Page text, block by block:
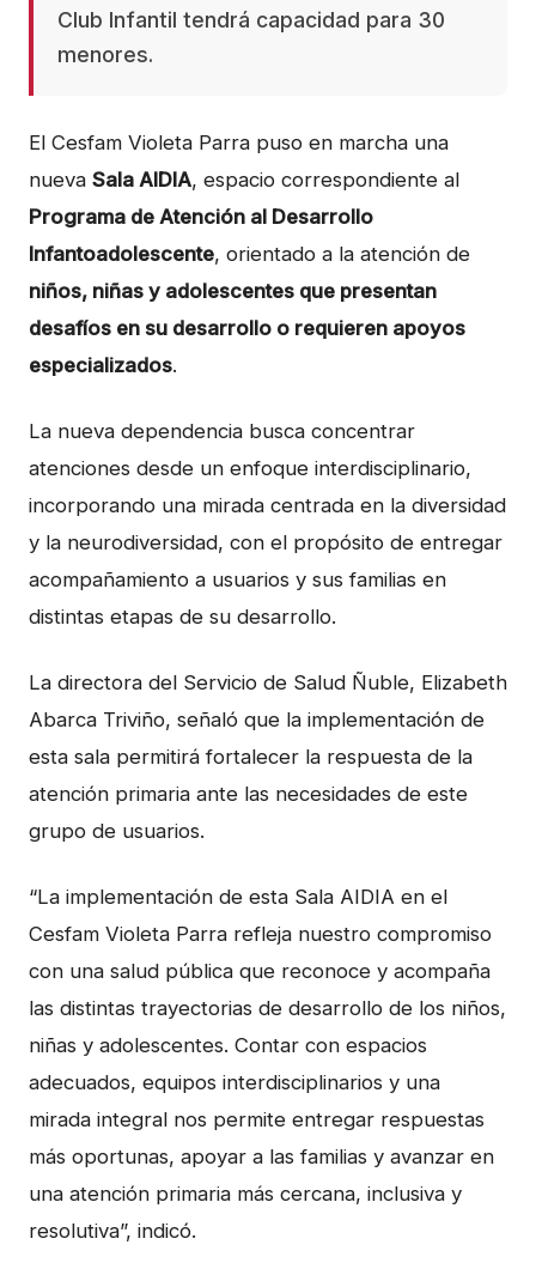
Club Infantil tendrá capacidad para 30
menores.
El Cesfam Violeta Parra puso en marcha una
nueva Sala AIDIA, espacio correspondiente al
Programa de Atención al Desarrollo
Infantoadolescente, orientado a la atención de
niños, niñas y adolescentes que presentan
desafíos en su desarrollo o requieren apoyos
especializados.
La nueva dependencia busca concentrar
atenciones desde un enfoque interdisciplinario,
incorporando una mirada centrada en la diversidad
y la neurodiversidad, con el propósito de entregar
acompañamiento a usuarios y sus familias en
distintas etapas de su desarrollo.
La directora del Servicio de Salud Ñuble, Elizabeth
Abarca Triviño, señaló que la implementación de
esta sala permitirá fortalecer la respuesta de la
atención primaria ante las necesidades de este
grupo de usuarios.
“La implementación de esta Sala AIDIA en el
Cesfam Violeta Parra refleja nuestro compromiso
con una salud pública que reconoce y acompaña
las distintas trayectorias de desarrollo de los niños,
niñas y adolescentes. Contar con espacios
adecuados, equipos interdisciplinarios y una
mirada integral nos permite entregar respuestas
más oportunas, apoyar a las familias y avanzar en
una atención primaria más cercana, inclusiva y
resolutiva”, indicó.